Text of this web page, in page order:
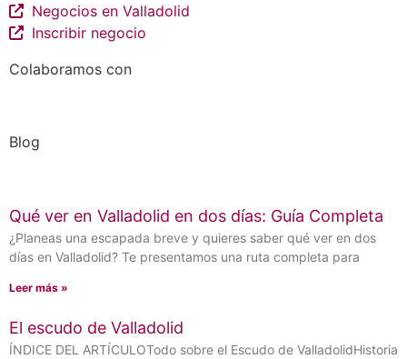
Negocios en Valladolid
Inscribir negocio
Colaboramos con
Blog
Qué ver en Valladolid en dos días: Guía Completa
¿Planeas una escapada breve y quieres saber qué ver en dos
días en Valladolid? Te presentamos una ruta completa para
Leer más »
El escudo de Valladolid
ÍNDICE DEL ARTÍCULOTodo sobre el Escudo de ValladolidHistoria